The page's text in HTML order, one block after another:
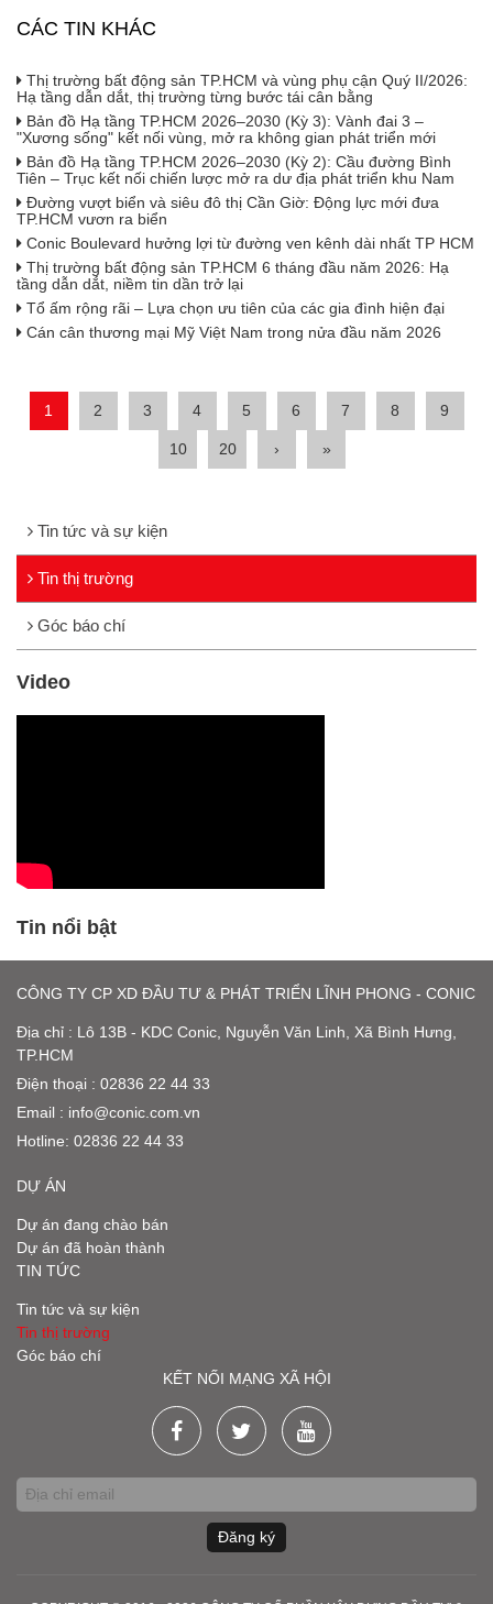
CÁC TIN KHÁC
Thị trường bất động sản TP.HCM và vùng phụ cận Quý II/2026:
Hạ tầng dẫn dắt, thị trường từng bước tái cân bằng
Bản đồ Hạ tầng TP.HCM 2026–2030 (Kỳ 3): Vành đai 3 –
"Xương sống" kết nối vùng, mở ra không gian phát triển mới
Bản đồ Hạ tầng TP.HCM 2026–2030 (Kỳ 2): Cầu đường Bình
Tiên – Trục kết nối chiến lược mở ra dư địa phát triển khu Nam
Đường vượt biển và siêu đô thị Cần Giờ: Động lực mới đưa
TP.HCM vươn ra biển
Conic Boulevard hưởng lợi từ đường ven kênh dài nhất TP HCM
Thị trường bất động sản TP.HCM 6 tháng đầu năm 2026: Hạ
tầng dẫn dắt, niềm tin dần trở lại
Tổ ấm rộng rãi – Lựa chọn ưu tiên của các gia đình hiện đại
Cán cân thương mại Mỹ Việt Nam trong nửa đầu năm 2026
1 2 3 4 5 6 7 8 9
10 20 › »
Tin tức và sự kiện
Tin thị trường
Góc báo chí
Video
Tin nổi bật
CÔNG TY CP XD ĐẦU TƯ & PHÁT TRIỂN LĨNH PHONG - CONIC
Địa chỉ : Lô 13B - KDC Conic, Nguyễn Văn Linh, Xã Bình Hưng,
TP.HCM
Điện thoại : 02836 22 44 33
Email : info@conic.com.vn
Hotline: 02836 22 44 33
DỰ ÁN
Dự án đang chào bán
Dự án đã hoàn thành
TIN TỨC
Tin tức và sự kiện
Tin thị trường
Góc báo chí
KẾT NỐI MẠNG XÃ HỘI
Đăng ký